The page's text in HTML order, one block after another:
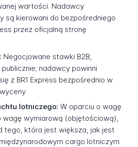
wartości. Nadawcy
są kierowani do bezpośredniego
przez oficjalną stronę
Negocjowane stawki B2B,
nadawcy powinni
z BR1 Express bezpośrednio w
lotniczego: W oparciu o wagę
wagę wymiarową (objętościową),
tego, która jest większa, jak jest
cargo lotniczym